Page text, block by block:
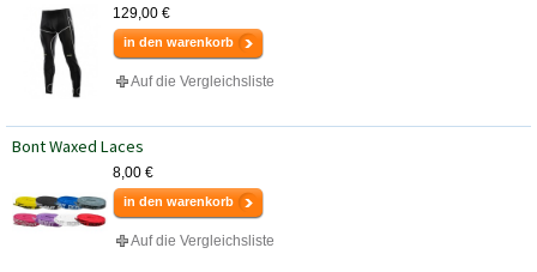
129,00 €
in den warenkorb
Auf die Vergleichsliste
Bont Waxed Laces
8,00 €
in den warenkorb
Auf die Vergleichsliste